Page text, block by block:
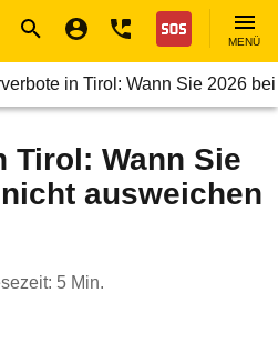
Nothilfe
MENÜ
in Tirol: Wann Sie 2026
Tirol: Wann Sie
ausweichen
5 Min.